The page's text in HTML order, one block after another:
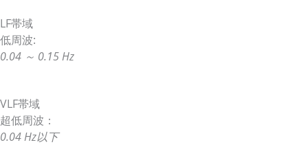
LF帯域
低周波:
0.04 ～ 0.15 Hz
VLF帯域
超低周波：
0.04 Hz以下